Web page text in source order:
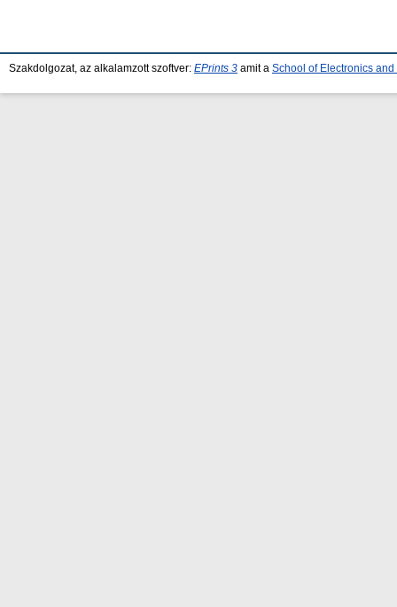
Szakdolgozat, az alkalamzott szoftver: EPrints 3 amit a School of Electronics